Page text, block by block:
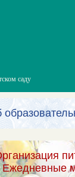
саду
Ежедневные